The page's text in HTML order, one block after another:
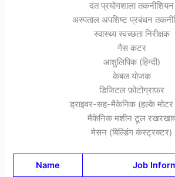
दंत प्रयोगशाला तकनीशियन
अस्पताल अपशिष्ट प्रबंधन
स्वास्थ्य स्वच्छता निरीक्षक
गैस कटर
आशुलिपिक (हिन्दी)
केबल योजक
डिजिटल फ़ोटोग्राफ़र
ड्राइवर-सह-मैकेनिक (हल्के मोटर
मैकेनिक मशीन टूल
मेसन (बिल्डिंग कंस्ट्रक्टर)
Name Job